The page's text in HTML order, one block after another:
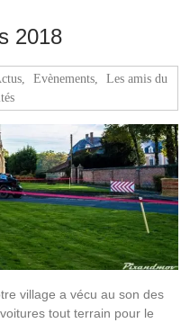
2018
, Evènements,
Les amis du
village a vécu au son des
tout terrain pour le